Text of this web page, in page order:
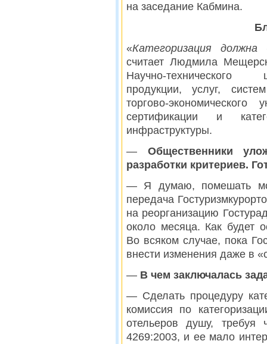
на заседание Кабмина.
«Категоризация
считает Людмила
Научно-
продукции, услуг,
торгово-
сертификации и
инфраструктуры.
— Общественники
разработки критериев.
— Я думаю, помешать
передача
на реорганизацию
около месяца. Как будет
Во всяком случае, пока
внести изменения даже в
— В чем заключалась
— Сделать процедуру
комиссия по
отельеров душу, требуя
4269:2003, и ее мало